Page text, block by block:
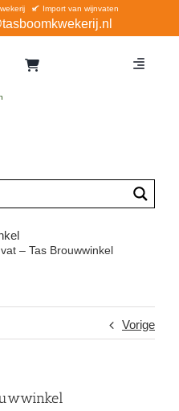
Import van wijnvaten
Toggle
– Tas Brouwwinkel
Vorige